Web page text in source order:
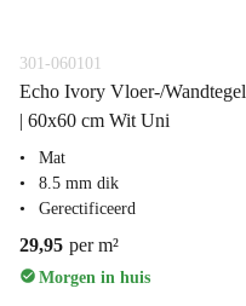
301-060101
Echo Ivory Vloer-/Wandtegel
| 60x60 cm Wit Uni
Mat
8.5 mm dik
Gerectificeerd
29,95 per m²
Morgen in huis